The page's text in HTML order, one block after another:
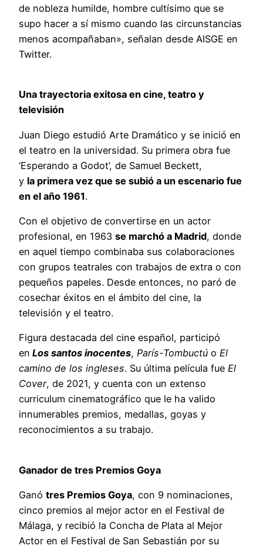
de nobleza humilde, hombre cultísimo que se
supo hacer a sí mismo cuando las circunstancias
menos acompañaban», señalan desde AISGE en
Twitter.
Una trayectoria exitosa en cine, teatro y
televisión
Juan Diego estudió Arte Dramático y se inició en
el teatro en la universidad. Su primera obra fue
‘Esperando a Godot’, de Samuel Beckett,
y la primera vez que se subió a un escenario fue
en el año 1961.
Con el objetivo de convertirse en un actor
profesional, en 1963 se marchó a Madrid, donde
en aquel tiempo combinaba sus colaboraciones
con grupos teatrales con trabajos de extra o con
pequeños papeles. Desde entonces, no paró de
cosechar éxitos en el ámbito del cine, la
televisión y el teatro.
Figura destacada del cine español, participó
en Los santos inocentes, París-Tombuctú o El
camino de los ingleses. Su última película fue El
Cover, de 2021, y cuenta con un extenso
curriculum cinematográfico que le ha valido
innumerables premios, medallas, goyas y
reconocimientos a su trabajo.
Ganador de tres Premios Goya
Ganó tres Premios Goya, con 9 nominaciones,
cinco premios al mejor actor en el Festival de
Málaga, y recibió la Concha de Plata al Mejor
Actor en el Festival de San Sebastián por su